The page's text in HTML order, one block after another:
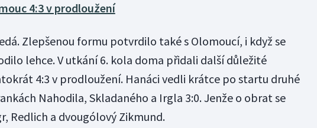
4:3 v prodloužení
Zlepšenou formu potvrdilo také s Olomoucí, i když se
lehce. V utkání 6. kola doma přidali další důležité
4:3 v prodloužení. Hanáci vedli krátce po startu druhé
Nahodila, Skladaného a Irgla 3:0. Jenže o obrat se
Redlich a dvougólový Zikmund.